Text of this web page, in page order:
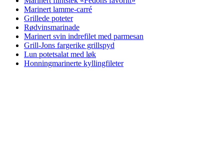
Marinert lamme-carré
Grillede poteter
Rødvinsmarinade
Marinert svin indrefilet med parmesan
Grill-Jons fargerike grillspyd
Lun potetsalat med løk
Honningmarinerte kyllingfileter